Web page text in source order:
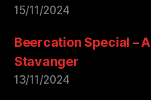
15/11/2024
Beercation Special –
Stavanger
13/11/2024